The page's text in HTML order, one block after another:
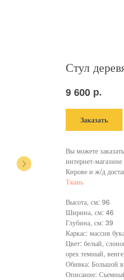
Стул
9 600 р.
Заказать
Вы можете
интернет-
Кирове и ж/д
Ткань
Высота, см: 96
Ширина, см: 46
Глубина, см: 39
Каркас: массив
Цвет: белый,
орех темный,
Обивка: Большой
Описание: